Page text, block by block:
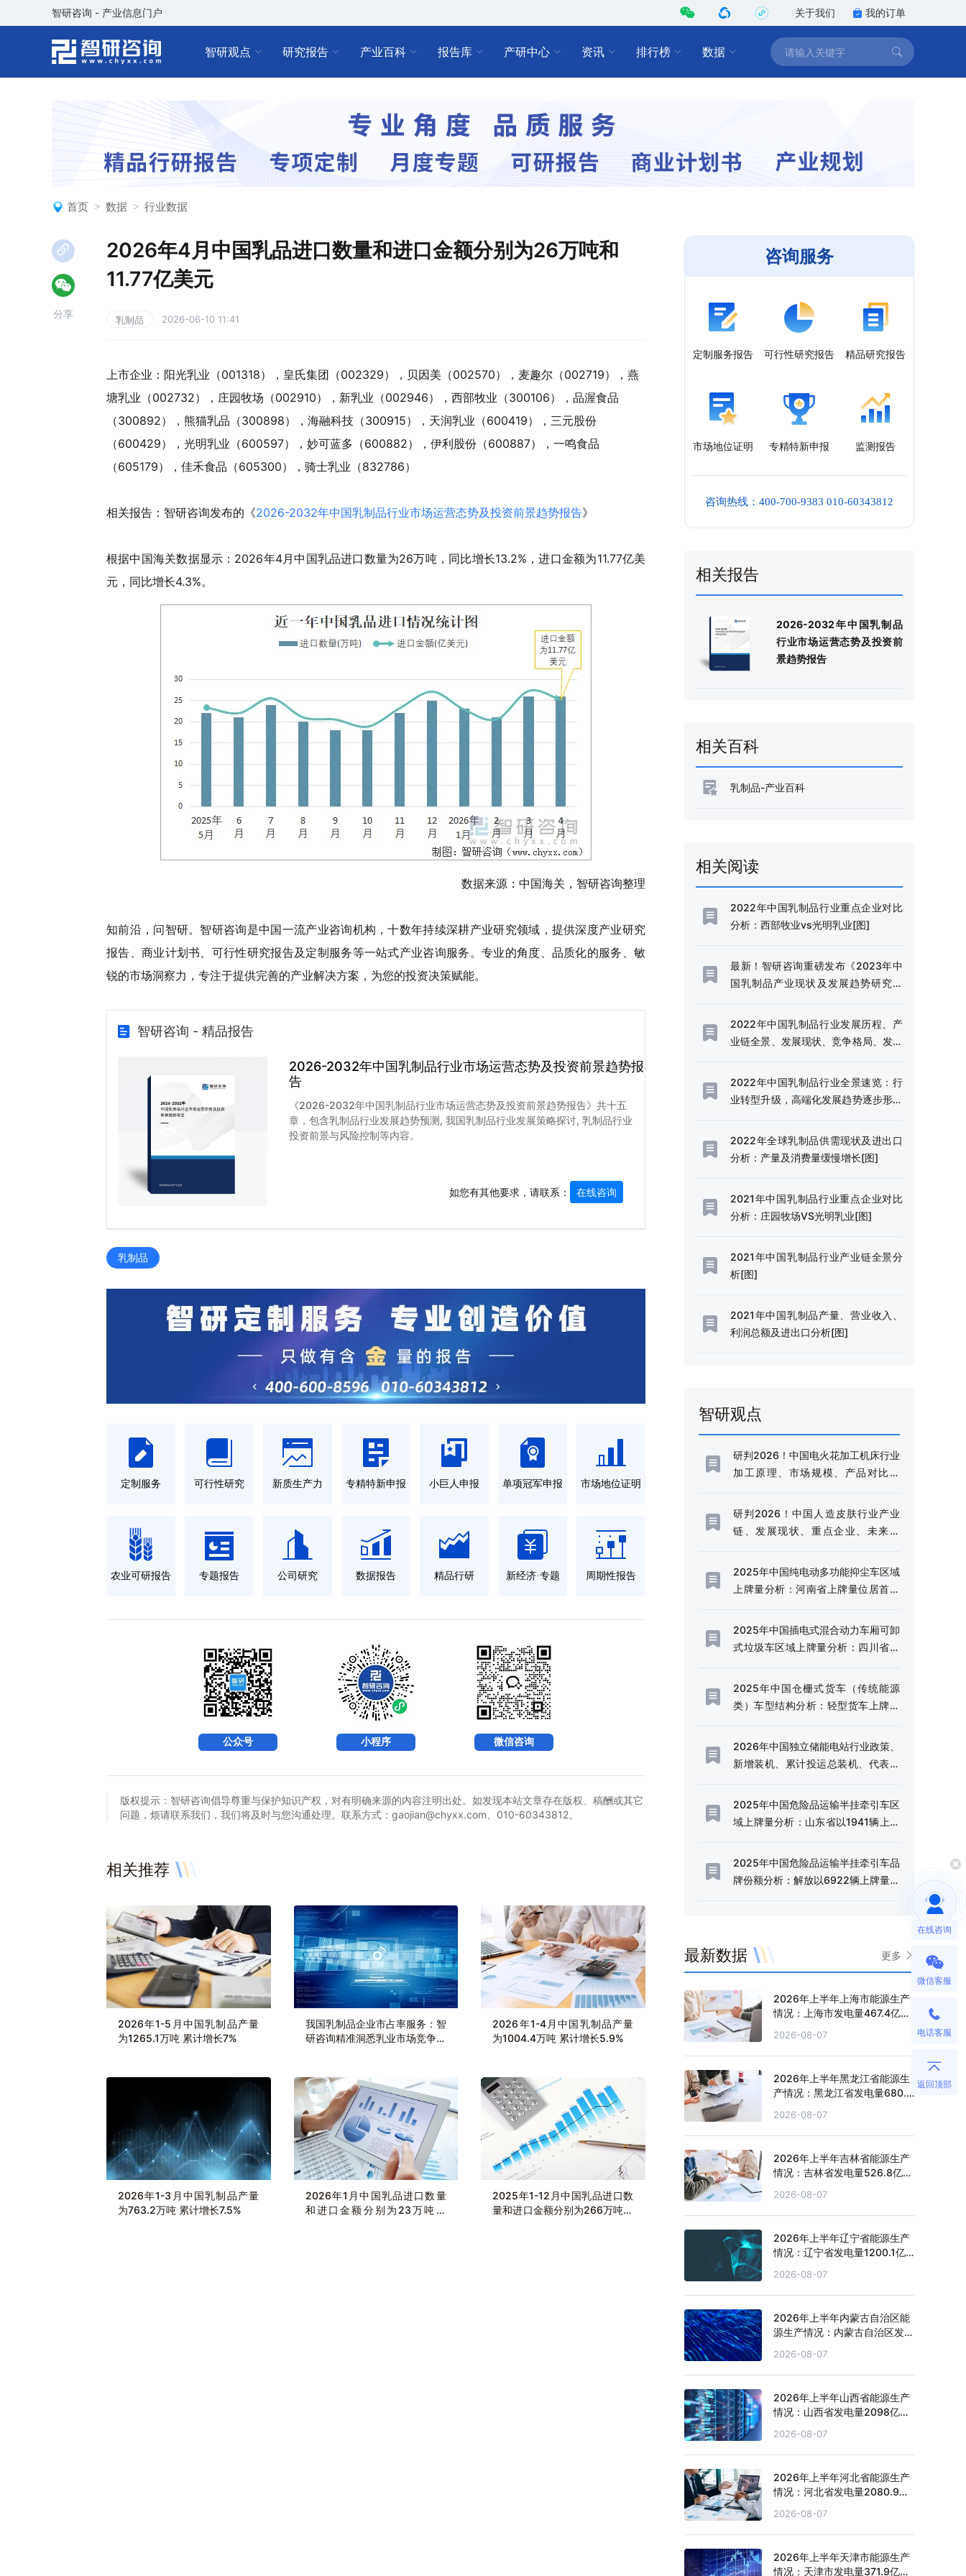
智研咨询 - 产业信息门户 关于我们 我的订单
智研观点 研究报告 产业百科 报告库 产研中心 资讯 排行榜 数据
首页 数据 行业数据
2026年4月中国乳品进口数量和进口金额分别为26万吨和
11.77亿美元
乳制品 2026-06-10 11:41
上市企业：阳光乳业（001318），皇氏集团（002329），贝因美（002570），麦趣尔（002719），燕
塘乳业（002732），庄园牧场（002910），新乳业（002946），西部牧业（300106），品渥食品
（300892），熊猫乳品（300898），海融科技（300915），天润乳业（600419），三元股份
（600429），光明乳业（600597），妙可蓝多（600882），伊利股份（600887），一鸣食品
（605179），佳禾食品（605300），骑士乳业（832786）
相关报告：智研咨询发布的《2026-2032年中国乳制品行业市场运营态势及投资前景趋势报告》
根据中国海关数据显示：2026年4月中国乳品进口数量为26万吨，同比增长13.2%，进口金额为11.77亿美
元，同比增长4.3%。
数据来源：中国海关，智研咨询整理
知前沿，问智研。智研咨询是中国一流产业咨询机构，十数年持续深耕产业研究领域，提供深度产业研究
报告、商业计划书、可行性研究报告及定制服务等一站式产业咨询服务。专业的角度、品质化的服务、敏
锐的市场洞察力，专注于提供完善的产业解决方案，为您的投资决策赋能。
智研咨询 - 精品报告
2026-2032年中国乳制品行业市场运营态势及投资前景趋势报
告
《2026-2032年中国乳制品行业市场运营态势及投资前景趋势报告》共十五
章，包含乳制品行业发展趋势预测, 我国乳制品行业发展策略探讨, 乳制品行业
投资前景与风险控制等内容。
如您有其他要求，请联系： 在线咨询
乳制品
定制服务 可行性研究 新质生产力 专精特新申报 小巨人申报 单项冠军申报 市场地位证明
农业可研报告 专题报告 公司研究 数据报告 精品行研 新经济·专题 周期性报告
公众号 小程序 微信咨询
版权提示：智研咨询倡导尊重与保护知识产权，对有明确来源的内容注明出处。如发现本站文章存在版权、稿酬或其它
问题，烦请联系我们，我们将及时与您沟通处理。联系方式：gaojian@chyxx.com、010-60343812。
相关推荐
2026年1-5月中国乳制品产量
为1265.1万吨 累计增长7%
我国乳制品企业市占率服务：智
研咨询精准洞悉乳业市场竞争格
2026年1-4月中国乳制品产量
为1004.4万吨 累计增长5.9%
2026年1-3月中国乳制品产量
为763.2万吨 累计增长7.5%
2026年1月中国乳品进口数量
和进口金额分别为23万吨和
2025年1-12月中国乳品进口数
量和进口金额分别为266万吨和
分享
咨询服务
定制服务报告 可行性研究报告 精品研究报告
市场地位证明 专精特新申报 监测报告
咨询热线：400-700-9383 010-60343812
相关报告
2026-2032年中国乳制品
行业市场运营态势及投资前
景趋势报告
相关百科
乳制品-产业百科
相关阅读
2022年中国乳制品行业重点企业对比
分析：西部牧业vs光明乳业[图]
最新！智研咨询重磅发布《2023年中
国乳制品产业现状及发展趋势研究报
2022年中国乳制品行业发展历程、产
业链全景、发展现状、竞争格局、发展
2022年中国乳制品行业全景速览：行
业转型升级，高端化发展趋势逐步形成
2022年全球乳制品供需现状及进出口
分析：产量及消费量缓慢增长[图]
2021年中国乳制品行业重点企业对比
分析：庄园牧场VS光明乳业[图]
2021年中国乳制品行业产业链全景分
析[图]
2021年中国乳制品产量、营业收入、
利润总额及进出口分析[图]
智研观点
研判2026！中国电火花加工机床行业
加工原理、市场规模、产品对比分
高端化转型加速推进[图]
研判2026！中国人造皮肤行业产业
链、发展现状、重点企业、未来趋
模持续扩容[图]
2025年中国纯电动多功能抑尘车区域
上牌量分析：河南省上牌量位居首位
2025年中国插电式混合动力车厢可卸
式垃圾车区域上牌量分析：四川省上
2025年中国仓栅式货车（传统能源
类）车型结构分析：轻型货车上牌量
2026年中国独立储能电站行业政策、
新增装机、累计投运总装机、代表企
储能电站迎来规模化发展的战略机遇
期[图]
2025年中国危险品运输半挂牵引车区
域上牌量分析：山东省以1941辆上牌
2025年中国危险品运输半挂牵引车品
牌份额分析：解放以6922辆上牌量、
最新数据 更多
2026年上半年上海市能源生产
情况：上海市发电量467.4亿千
2026-08-07
2026年上半年黑龙江省能源生
产情况：黑龙江省发电量680.4
2026-08-07
2026年上半年吉林省能源生产
情况：吉林省发电量526.8亿千
2026-08-07
2026年上半年辽宁省能源生产
情况：辽宁省发电量1200.1亿
2026-08-07
2026年上半年内蒙古自治区能
源生产情况：内蒙古自治区发电
2.7%
2026-08-07
2026年上半年山西省能源生产
情况：山西省发电量2098亿千
2026-08-07
2026年上半年河北省能源生产
情况：河北省发电量2080.9亿
2026-08-07
2026年上半年天津市能源生产
情况：天津市发电量371.9亿千
在线咨询
微信客服
电话客服
返回顶部